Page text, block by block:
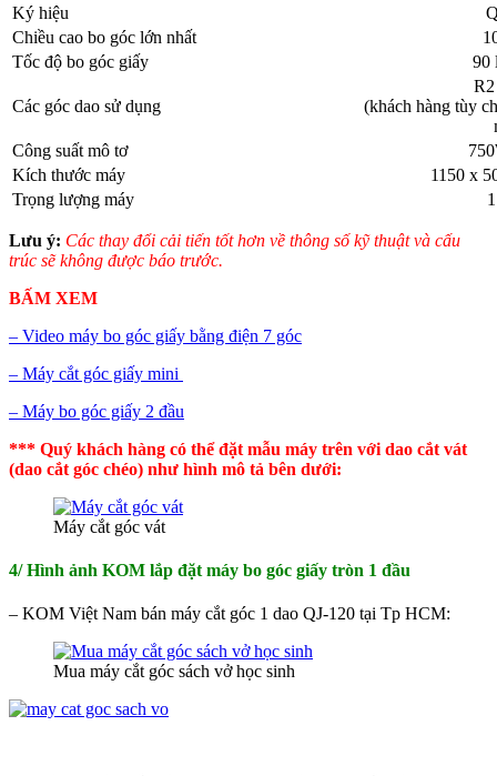
Ký hiệu
Chiều cao bo góc lớn nhất
Tốc độ bo góc giấy
90
Các góc dao sử dụng
(khách hàng tùy
Công suất mô tơ
Kích thước máy
1150 x
Trọng lượng máy
Lưu ý: Các thay đổi cải tiến tốt hơn về thông số kỹ thuật và cấu
trúc sẽ không được báo trước.
BẤM XEM
– Video máy bo góc giấy bằng điện 7 góc
– Máy cắt góc giấy mini
– Máy bo góc giấy 2 đầu
*** Quý khách hàng có thể đặt mẫu máy trên với dao cắt vát
(dao cắt góc chéo) như hình mô tả bên dưới:
Máy cắt góc vát
4/ Hình ảnh KOM lắp đặt máy bo góc giấy tròn 1 đầu
– KOM Việt Nam bán máy cắt góc 1 dao QJ-120 tại Tp HCM:
Mua máy cắt góc sách vở học sinh